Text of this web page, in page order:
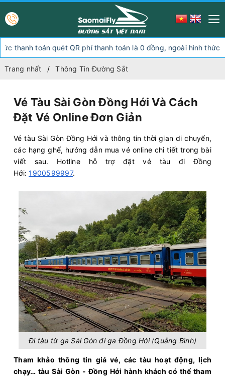
quét QR phí thanh toán là 0 đồng, ngoài hình thức thanh toán
Trang nhất Thông Tin Đường Sắt
Vé Tàu Sài Gòn Đồng Hới Và Cách
Đặt Vé Online Đơn Giản
Vé tàu Sài Gòn Đồng Hới và thông tin thời gian di chuyển,
các hạng ghế, hướng dẫn mua vé online chi tiết trong bài
viết sau. Hotline hỗ trợ đặt vé tàu đi Đồng
Hới:1900599997.
Đi tàu từ ga Sài Gòn đi ga Đồng Hới (Quảng Bình)
Tham khảo thông tin giá vé, các tàu hoạt động, lịch
chạy… tàu Sài Gòn - Đồng Hới hành khách có thể tham